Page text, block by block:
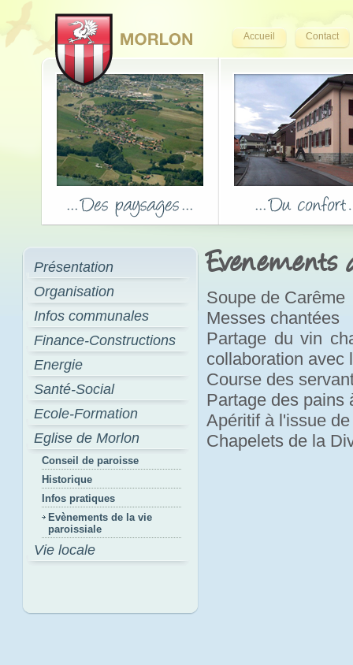
Accueil Contact
Présentation
Organisation
Infos communales
Finance-Constructions
Energie
Santé-Social
Ecole-Formation
Eglise de Morlon
Conseil de paroisse
Historique
Infos pratiques
Evènements de la vie
paroissiale
Vie locale
Evenements
Soupe de Carême
Messes chantées
Partage du vin
collaboration avec
Course des
Partage des pains
Apéritif à l'issue
Chapelets de la